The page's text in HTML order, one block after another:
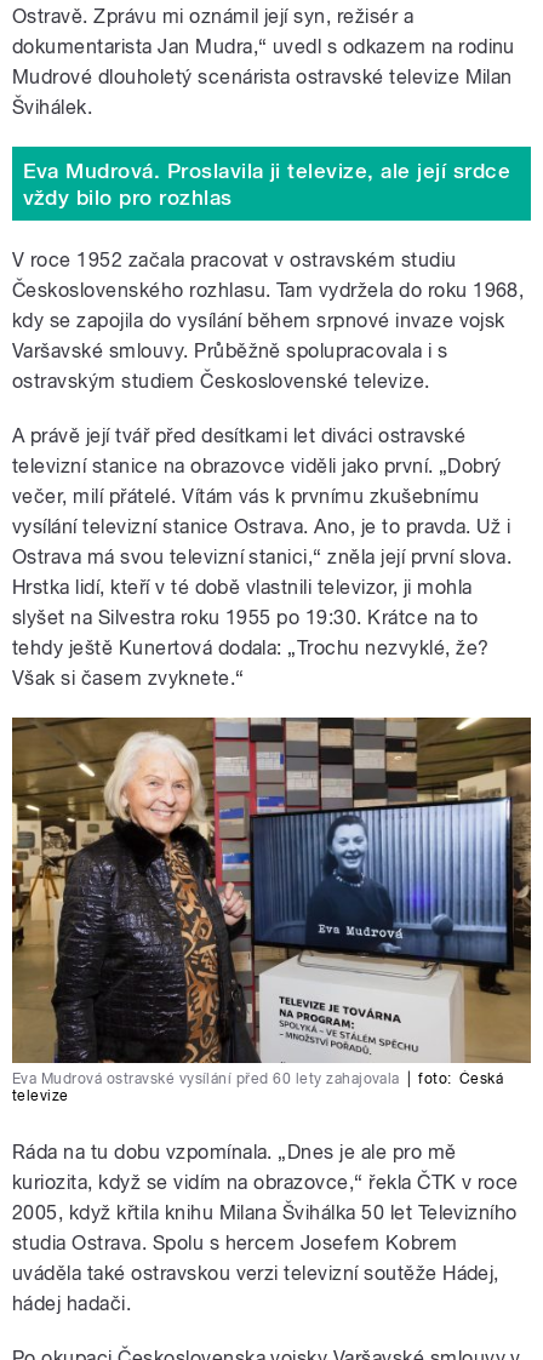
Ostravě. Zprávu mi oznámil její syn, režisér a
dokumentarista Jan Mudra,“ uvedl s odkazem na rodinu
Mudrové dlouholetý scenárista ostravské televize Milan
Švihálek.
Eva Mudrová. Proslavila ji televize, ale její srdce
vždy bilo pro rozhlas
V roce 1952 začala pracovat v ostravském studiu
Československého rozhlasu. Tam vydržela do roku 1968,
kdy se zapojila do vysílání během srpnové invaze vojsk
Varšavské smlouvy. Průběžně spolupracovala i s
ostravským studiem Československé televize.
A právě její tvář před desítkami let diváci ostravské
televizní stanice na obrazovce viděli jako první. „Dobrý
večer, milí přátelé. Vítám vás k prvnímu zkušebnímu
vysílání televizní stanice Ostrava. Ano, je to pravda. Už i
Ostrava má svou televizní stanici,“ zněla její první slova.
Hrstka lidí, kteří v té době vlastnili televizor, ji mohla
slyšet na Silvestra roku 1955 po 19:30. Krátce na to
tehdy ještě Kunertová dodala: „Trochu nezvyklé, že?
Však si časem zvyknete.“
Eva Mudrová ostravské vysílání před 60 lety zahajovala foto: Česká
televize
Ráda na tu dobu vzpomínala. „Dnes je ale pro mě
kuriozita, když se vidím na obrazovce,“ řekla ČTK v roce
2005, když křtila knihu Milana Švihálka 50 let Televizního
studia Ostrava. Spolu s hercem Josefem Kobrem
uváděla také ostravskou verzi televizní soutěže Hádej,
hádej hadači.